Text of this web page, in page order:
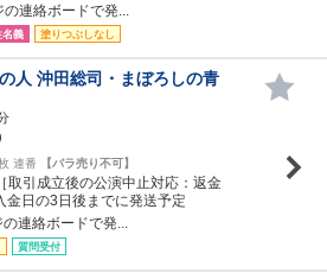
連絡ボードで発...
名義 塗りつぶしなし
人 沖田総司・まぼろしの青
連番 【バラ売り不可】
引成立後の公演中止対応：返金
金日の3日後までに発送予定
連絡ボードで発...
質問受付